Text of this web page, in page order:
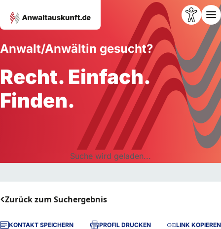
Anwalt/Anwältin gesucht?
Recht. Einfach.
Finden.
Suche wird geladen...
Zurück zum Suchergebnis
KONTAKT SPEICHERN PROFIL DRUCKEN LINK KOPIEREN